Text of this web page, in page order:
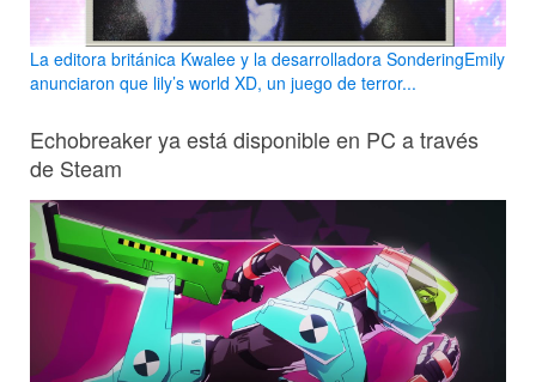
La editora británica Kwalee y la desarrolladora SonderingEmily
anunciaron que lily’s world XD, un juego de terror...
Echobreaker ya está disponible en PC a través
de Steam